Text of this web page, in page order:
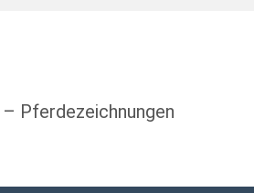
Pferdezeichnungen